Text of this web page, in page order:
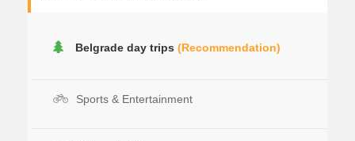
Belgrade day trips (Recommendation)
Sports & Entertainment